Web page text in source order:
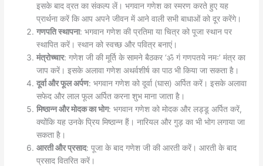
इसके बाद व्रत का संकल्प लें। भगवान गणेश का स्मरण करते हुए यह
प्रार्थना करें कि आप अपने जीवन में आने वाली सभी बाधाओं को दूर करेंगे।
गणपति स्थापना: भगवान गणेश की प्रतिमा या चित्र को पूजा स्थान पर
स्थापित करें। स्थान को स्वच्छ और पवित्र बनाएं।
मंत्रोच्चार: गणेश जी की मूर्ति के सामने बैठकर ‘ॐ गं गणपतये नमः’ मंत्र का
जाप करें। इसके अलावा गणेश अथर्वशीर्ष का पाठ भी किया जा सकता है।
दूर्वा और फूल अर्पण: भगवान गणेश को दूर्वा (घास) अर्पित करें। इसके अलावा
सफेद और लाल फूल अर्पित करना शुभ माना जाता है।
मिष्ठान्न और मोदक का भोग: भगवान गणेश को मोदक और लड्डू अर्पित करें,
क्योंकि यह उनके प्रिय मिष्ठान्न हैं। नारियल और गुड़ का भी भोग लगाया जा
सकता है।
आरती और प्रसाद: पूजा के बाद गणेश जी की आरती करें। आरती के बाद
प्रसाद वितरित करें।